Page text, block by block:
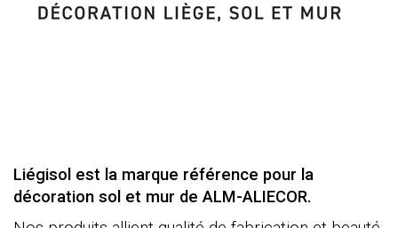
Liégisol est la marque référence pour la
décoration sol et mur de ALM-ALIECOR.